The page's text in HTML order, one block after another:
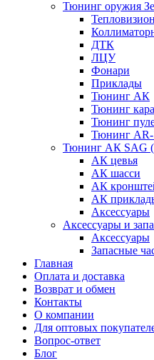
Тюнинг оружия
ДТК
ЛЦУ
Фонари
Приклады
Тюнинг АК
Тюнинг
Тюнинг
Тюнинг
Тюнинг АК SAG
АК цевья
АК шасси
АК
АК
Аксессуары
Аксессуары и
Аксессуары
Запасные
Главная
Оплата и доставка
Возврат и обмен
Контакты
О компании
Для оптовых
Вопрос-ответ
Блог